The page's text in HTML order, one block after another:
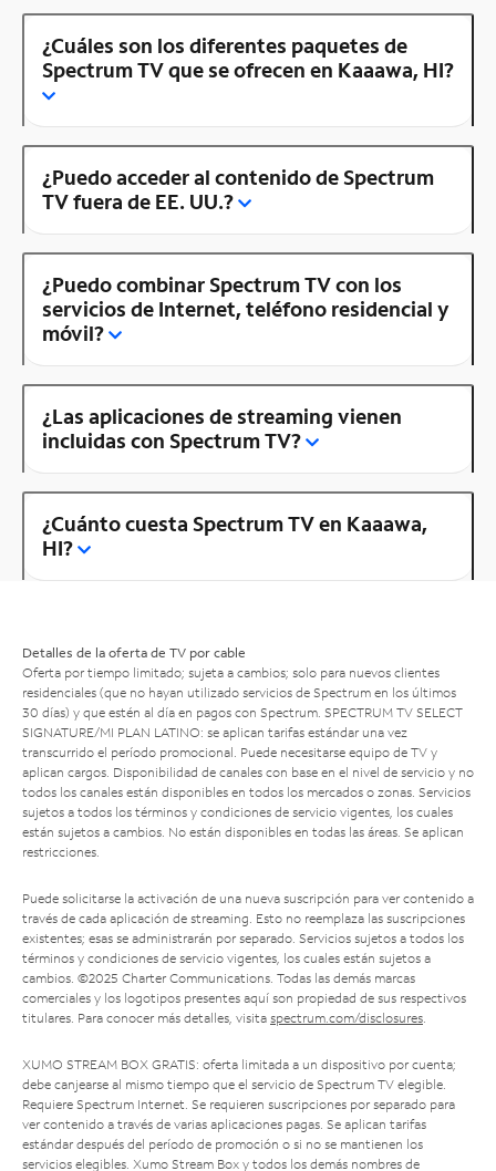
¿Cuáles son los diferentes paquetes de
Spectrum TV que se ofrecen en Kaaawa, HI?
¿Puedo acceder al contenido de Spectrum
TV fuera de EE. UU.?
¿Puedo combinar Spectrum TV con los
servicios de Internet, teléfono residencial y
móvil?
¿Las aplicaciones de streaming vienen
incluidas con Spectrum TV?
¿Cuánto cuesta Spectrum TV en Kaaawa,
HI?
Detalles de la oferta de TV por cable
Oferta por tiempo limitado; sujeta a cambios; solo para nuevos clientes
residenciales (que no hayan utilizado servicios de Spectrum en los últimos
30 días) y que estén al día en pagos con Spectrum. SPECTRUM TV SELECT
SIGNATURE/MI PLAN LATINO: se aplican tarifas estándar una vez
transcurrido el período promocional. Puede necesitarse equipo de TV y
aplican cargos. Disponibilidad de canales con base en el nivel de servicio y no
todos los canales están disponibles en todos los mercados o zonas. Servicios
sujetos a todos los términos y condiciones de servicio vigentes, los cuales
están sujetos a cambios. No están disponibles en todas las áreas. Se aplican
restricciones.
Puede solicitarse la activación de una nueva suscripción para ver contenido a
través de cada aplicación de streaming. Esto no reemplaza las suscripciones
existentes; esas se administrarán por separado. Servicios sujetos a todos los
términos y condiciones de servicio vigentes, los cuales están sujetos a
cambios. ©2025 Charter Communications. Todas las demás marcas
comerciales y los logotipos presentes aquí son propiedad de sus respectivos
titulares. Para conocer más detalles, visita spectrum.com/disclosures.
XUMO STREAM BOX GRATIS: oferta limitada a un dispositivo por cuenta;
debe canjearse al mismo tiempo que el servicio de Spectrum TV elegible.
Requiere Spectrum Internet. Se requieren suscripciones por separado para
ver contenido a través de varias aplicaciones pagas. Se aplican tarifas
estándar después del período de promoción o si no se mantienen los
servicios elegibles. Xumo Stream Box y todos los demás nombres de